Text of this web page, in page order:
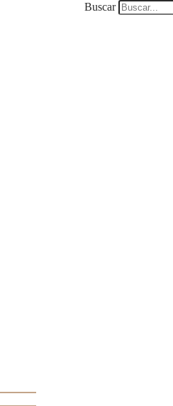
Buscar